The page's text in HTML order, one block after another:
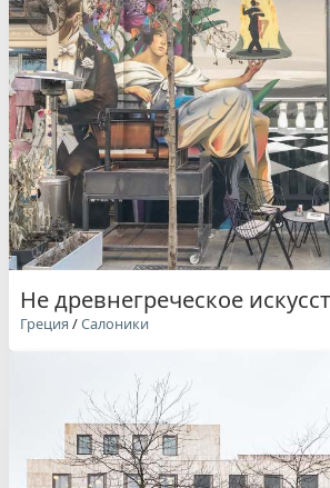
Не древнегреческое
Греция /Салоники